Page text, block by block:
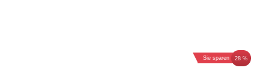
28 %
Sie sparen